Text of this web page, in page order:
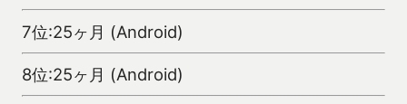
7位:25ヶ月 (Android)
8位:25ヶ月 (Android)